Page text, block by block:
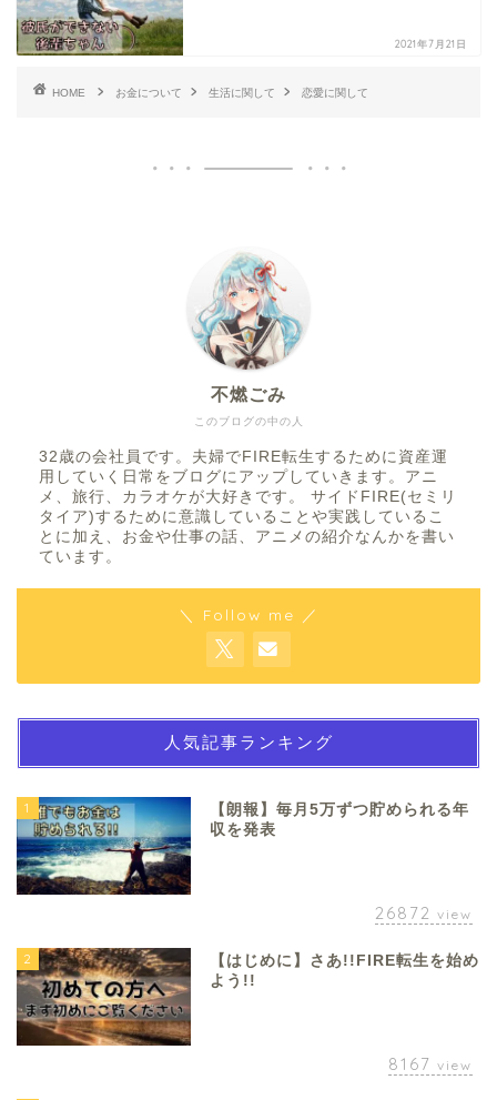
2021年7月21日
HOME お金について 生活に関して 恋愛に関して
このブログの中の人
不燃ごみ
32歳の会社員です。夫婦でFIRE転生するために資産運
用していく日常をブログにアップしていきます。アニ
メ、旅行、カラオケが大好きです。 サイドFIRE(セミリ
タイア)するために意識していることや実践しているこ
とに加え、お金や仕事の話、アニメの紹介なんかを書い
ています。
＼ Follow me ／
人気記事ランキング
1
【朗報】毎月5万ずつ貯められる年
収を発表
26872 view
2
【はじめに】さあ!!FIRE転生を始め
よう!!
8167 view